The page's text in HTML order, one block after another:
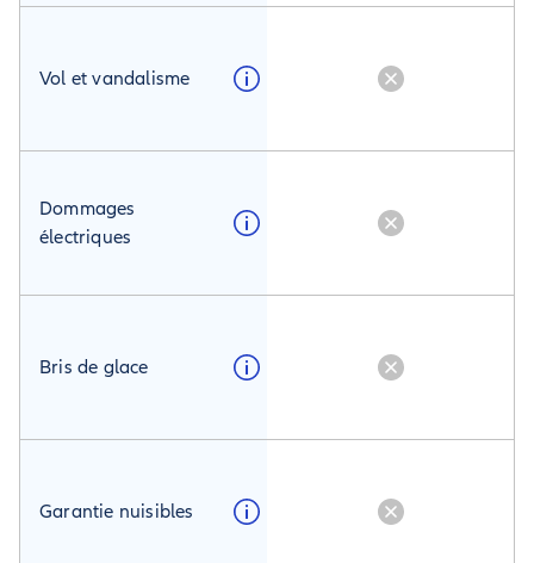
Vol et vandalisme
Dommages
électriques
Bris de glace
Garantie nuisibles